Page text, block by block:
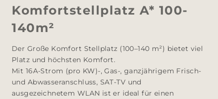
Komfortstellplatz A* 100-
140m²
Der Große Komfort Stellplatz (100–140 m²) bietet viel
Platz und höchsten Komfort.
Mit 16A-Strom (pro KW)-, Gas-, ganzjährigem Frisch-
und Abwasseranschluss, SAT-TV und
ausgezeichnetem WLAN ist er ideal für einen